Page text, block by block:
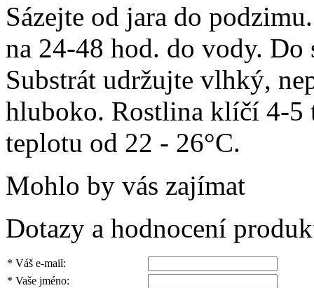
Sázejte od jara do
na 24-48 hod. do vody.
Substrát udržujte vlhký,
hluboko. Rostlina klíčí 4-
teplotu od 22 - 26°C.
Mohlo by vás zajímat
Dotazy a hodnocení
* Váš e-mail:
* Vaše jméno: